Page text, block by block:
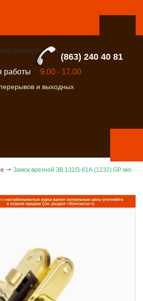
(863) 240 40 81
работы 9.00 - 17.00
и выходных
Замок врезной ЗВ 132/3-61А (1232) GP м/о